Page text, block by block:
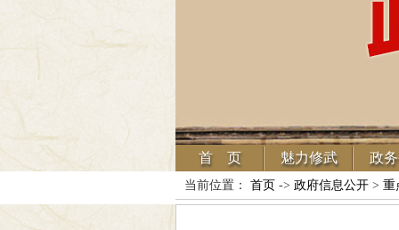
首 页 魅力修武 政
当前位置： 首页 -> 政府信息公开> 重